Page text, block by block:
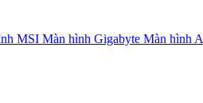
MSI Màn hình Gigabyte Màn hình